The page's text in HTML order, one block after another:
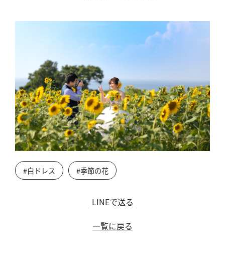
#白ドレス #季節の花
LINEで送る
一覧に戻る